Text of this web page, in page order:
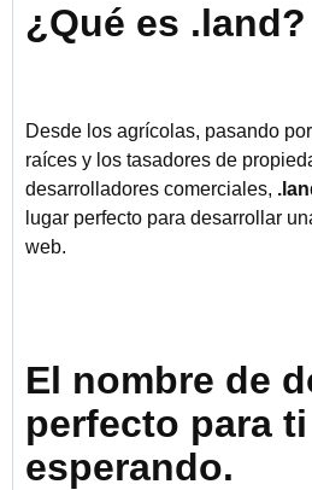
¿Qué es .land?
Desde los agrícolas, pasando
raíces y los tasadores de
desarrolladores comerciales,
lugar perfecto para desarrollar
web.
El nombre de
perfecto para
esperando.